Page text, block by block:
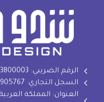
الرقم الضريبي: 311729673800003
السجل التجاري: 1010905767
العنوان: المملكة